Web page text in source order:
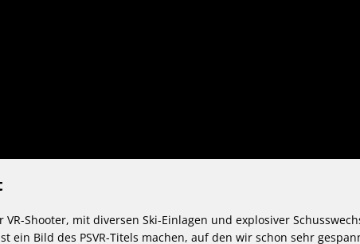
Shooter, mit diversen Ski-Einlagen und explosiver
Bild des PSVR-Titels machen, auf den wir schon sehr